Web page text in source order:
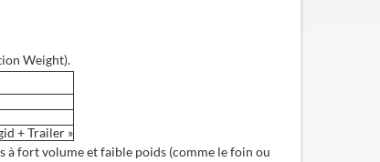
Weight).
+ Trailer »
à fort volume et faible poids (comme le foin ou